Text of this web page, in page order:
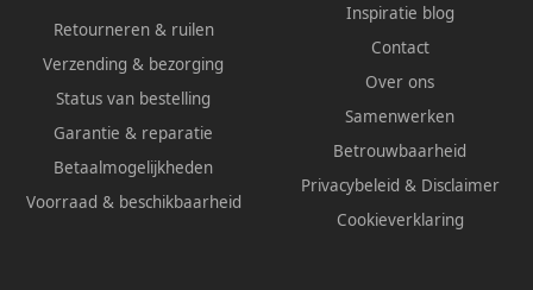
Retourneren & ruilen
Verzending & bezorging
Status van bestelling
Garantie & reparatie
Betaalmogelijkheden
Voorraad & beschikbaarheid
Inspiratie blog
Contact
Over ons
Samenwerken
Betrouwbaarheid
Privacybeleid & Disclaimer
Cookieverklaring